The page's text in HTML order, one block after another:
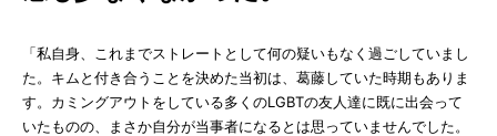
「私自身、これまでストレートとして何の疑いもなく過ごしていまし
た。キムと付き合うことを決めた当初は、葛藤していた時期もありま
す。カミングアウトをしている多くのLGBTの友人達に既に出会って
いたものの、まさか自分が当事者になるとは思っていませんでした。